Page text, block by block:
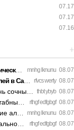
07.17
07.17
07.16
+
mnhg lknunu 08.07
н…
rfvcs werty 08.07
thbt ybyb 08.07
inte…
rthgf edfgbgf 08.07
https…
mnhg lknunu 08.07
…
rthgf edfgbgf 08.07
h…